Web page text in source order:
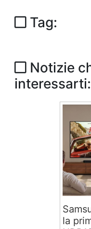
Tag:
Notizie
interessarti:
la